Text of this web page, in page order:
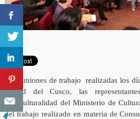
En reuniones de trabajo realizadas los
ciudad del Cusco, las
Interculturalidad del Ministerio de
del trabajo realizado en materia de